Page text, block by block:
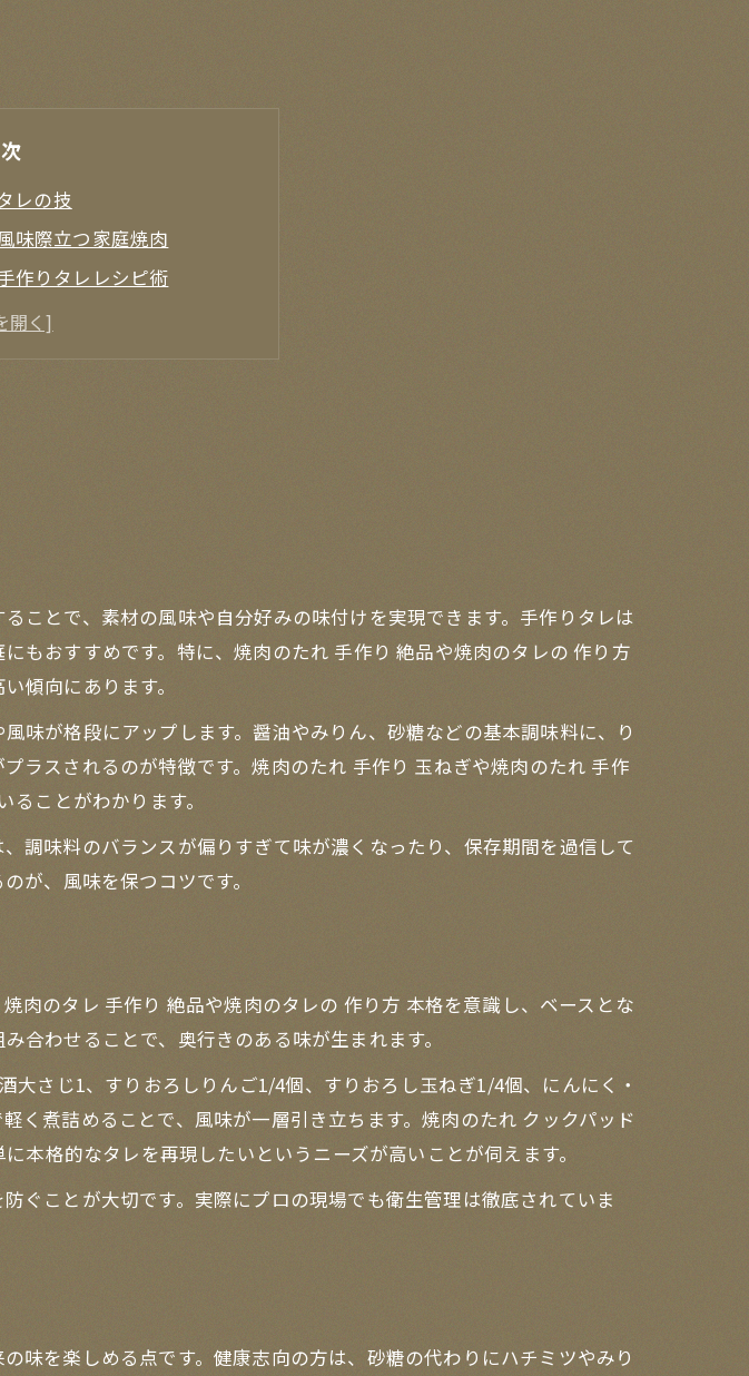
レの技
味際立つ家庭焼肉
作りタレレシピ術
で健康志向の味わい
すプロのコツ解説
りから
しさを左右する理由
る肉とタレの黄金バランス
ガイド
ロの味を再現する方法
アレンジで奥深い風味
格派も満足の味に挑戦
家庭で作る秘訣
の旨味を活かす技法
は素材選びが決め手
らえ術
の下処理テクニック
きる下ごしらえのコツ
卓体験
ことで、素材の風味や自分好みの味付けを実現できます。手作りタレは
もおすすめです。特に、焼肉のたれ 手作り 絶品や焼肉のタレの 作り方
傾向にあります。
味が格段にアップします。醤油やみりん、砂糖などの基本調味料に、り
ラスされるのが特徴です。焼肉のたれ 手作り 玉ねぎや焼肉のたれ 手作
ことがわかります。
調味料のバランスが偏りすぎて味が濃くなったり、保存期間を過信して
が、風味を保つコツです。
肉のタレ 手作り 絶品や焼肉のタレの 作り方 本格を意識し、ベースとな
合わせることで、奥行きのある味が生まれます。
さじ1、すりおろしりんご1/4個、すりおろし玉ねぎ1/4個、にんにく・
く煮詰めることで、風味が一層引き立ちます。焼肉のたれ クックパッド
本格的なタレを再現したいというニーズが高いことが伺えます。
ぐことが大切です。実際にプロの現場でも衛生管理は徹底されていま
味を楽しめる点です。健康志向の方は、砂糖の代わりにハチミツやみり